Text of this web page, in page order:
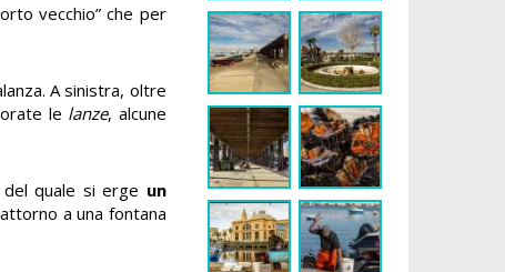
vecchio” che per
A sinistra, oltre
le lanze, alcune
quale si erge un
a una fontana